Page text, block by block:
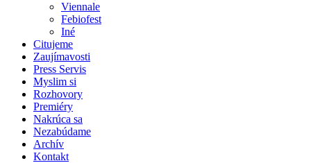
Viennale
Febiofest
Iné
Citujeme
Zaujímavosti
Press Servis
Myslim si
Rozhovory
Premiéry
Nakrúca sa
Nezabúdame
Archív
Kontakt